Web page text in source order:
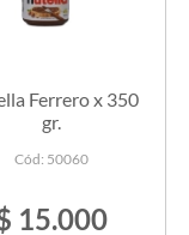
Ferrero x 350
gr.
Cód: 50060
15.000